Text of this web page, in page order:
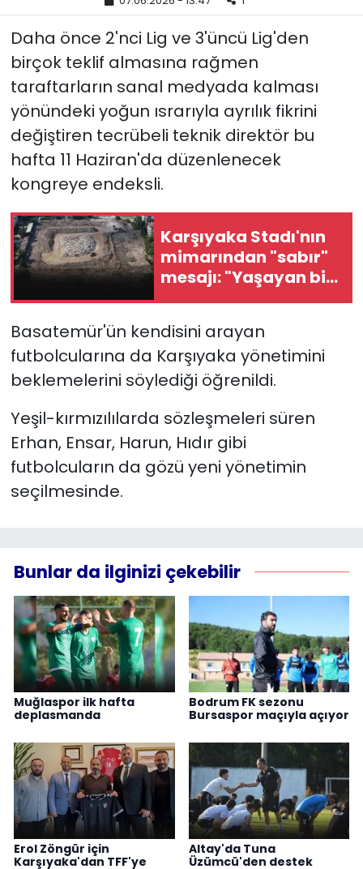
Daha önce 2'nci Lig ve 3'üncü Lig'den
birçok teklif almasına rağmen
taraftarların sanal medyada kalması
yönündeki yoğun ısrarıyla ayrılık fikrini
değiştiren tecrübeli teknik direktör bu
hafta 11 Haziran'da düzenlenecek
kongreye endeksli.
Karşıyaka Stadı'nın
mimarından "sabır"
mesajı: "Yaşayan bir
tesis olacak"
Basatemür'ün kendisini arayan
futbolcularına da Karşıyaka yönetimini
beklemelerini söylediği öğrenildi.
Yeşil-kırmızılılarda sözleşmeleri süren
Erhan, Ensar, Harun, Hıdır gibi
futbolcuların da gözü yeni yönetimin
seçilmesinde.
Bunlar da ilginizi çekebilir
Muğlaspor ilk hafta
deplasmanda
Bodrum FK sezonu
Bursaspor maçıyla açıyor
Erol Zöngür için
Karşıyaka'dan TFF'ye
Altay'da Tuna
Üzümcü'den destek
SPOR
TEKNOLOJİ
Yaşam
YEREL POLİTİKA
YEREL YÖNETİMLER
Yurt